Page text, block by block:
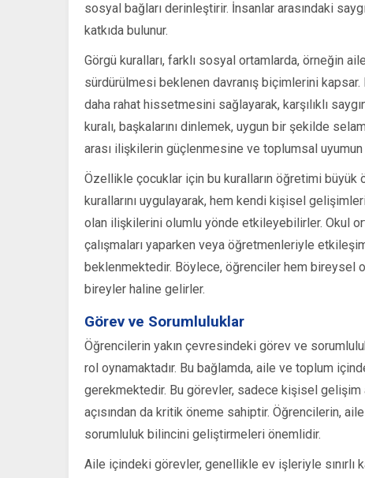
sosyal bağları derinleştirir. İnsanlar arasındaki
katkıda bulunur.
Görgü kuralları, farklı sosyal ortamlarda, örneğin
sürdürülmesi beklenen davranış biçimlerini
daha rahat hissetmesini sağlayarak, karşılıklı
kuralı, başkalarını dinlemek, uygun bir şekilde
arası ilişkilerin güçlenmesine ve toplumsal uyumun
Özellikle çocuklar için bu kuralların öğretimi büyük
kurallarını uygulayarak, hem kendi kişisel
olan ilişkilerini olumlu yönde etkileyebilirler. Okul
çalışmaları yaparken veya öğretmenleriyle
beklenmektedir. Böylece, öğrenciler hem bireysel
bireyler haline gelirler.
Görev ve Sorumluluklar
Öğrencilerin yakın çevresindeki görev ve
rol oynamaktadır. Bu bağlamda, aile ve toplum
gerekmektedir. Bu görevler, sadece kişisel gelişim
açısından da kritik öneme sahiptir. Öğrencilerin,
sorumluluk bilincini geliştirmeleri önemlidir.
Aile içindeki görevler, genellikle ev işleriyle sınırlı